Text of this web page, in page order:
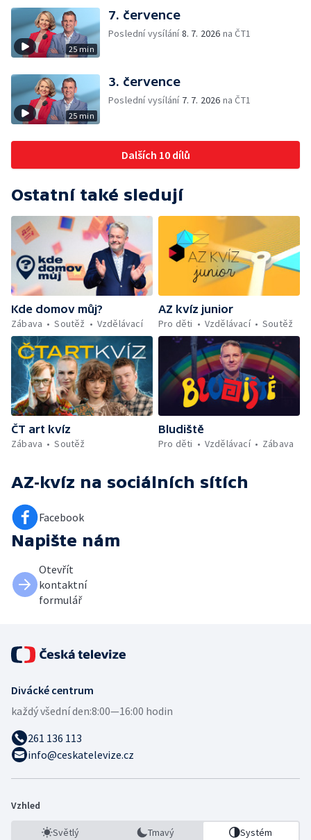
25 min
7. července
Poslední vysílání8. 7. 2026 na ČT1
25 min
3. července
Poslední vysílání 7. 7. 2026 na ČT1
Dalších 10 dílů
Ostatní také sledují
Kde domov můj?
Zábava
Soutěž Vzdělávací
AZ kvíz junior
Pro děti
Vzdělávací Soutěž
ČT art kvíz
Zábava
Soutěž
Bludiště
Pro děti
Vzdělávací Zábava
AZ-kvíz na sociálních sítích
Facebook
Napište nám
Otevřít
kontaktní
formulář
Divácké centrum
každý všední den:8:00—16:00 hodin
261 136 113
info@ceskatelevize.cz
Vzhled
Světlý Tmavý Systém